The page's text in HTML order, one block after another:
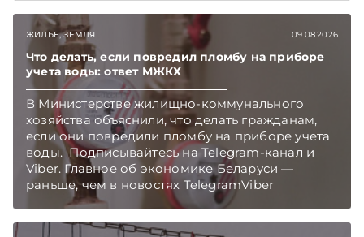
TelegramViber
ЖИЛЬЕ, ЗЕМЛЯ 09.08.2026
Что делать, если повредил пломбу на приборе
учета воды: ответ МЖКХ
В Министерстве жилищно-коммунального
хозяйства объяснили, что делать гражданам,
если они повредили пломбу на приборе учета
воды. Подписывайтесь на Telegram‑канал и
Viber. Главное об экономике Беларуси —
раньше, чем в новостях TelegramViber